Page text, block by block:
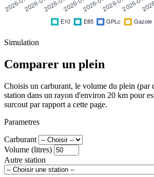
Simulation
Comparer un plein
Choisis un carburant, le volume du plein (par
station dans un rayon d'environ 20 km pour
surcout par rapport a cette page.
Parametres
Carburant
Volume (litres)
Autre station